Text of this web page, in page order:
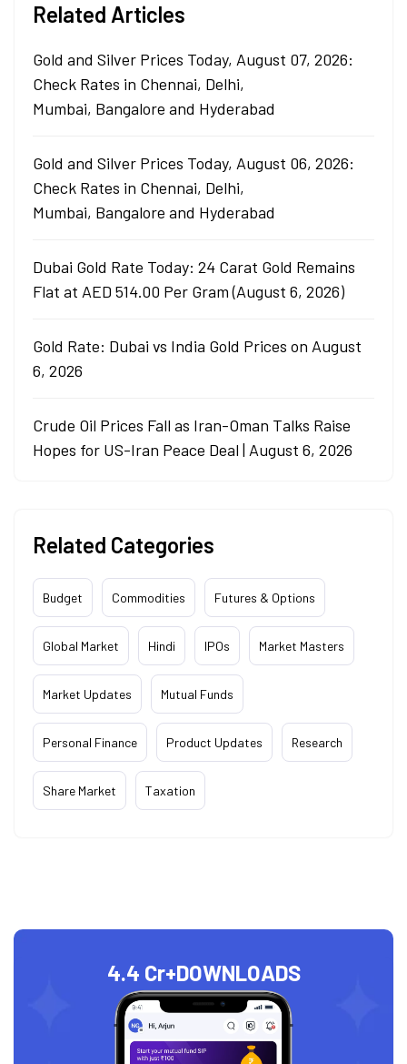
Related Articles
Gold and Silver Prices Today, August 07, 2026:
Check Rates in Chennai, Delhi,
Mumbai, Bangalore and Hyderabad
Gold and Silver Prices Today, August 06, 2026:
Check Rates in Chennai, Delhi,
Mumbai, Bangalore and Hyderabad
Dubai Gold Rate Today: 24 Carat Gold Remains
Flat at AED 514.00 Per Gram (August 6, 2026)
Gold Rate: Dubai vs India Gold Prices on August
6, 2026
Crude Oil Prices Fall as Iran-Oman Talks Raise
Hopes for US-Iran Peace Deal | August 6, 2026
Related Categories
Budget Commodities Futures & Options
Global Market Hindi IPOs Market Masters
Market Updates Mutual Funds
Personal Finance Product Updates Research
Share Market Taxation
4.4 Cr+DOWNLOADS